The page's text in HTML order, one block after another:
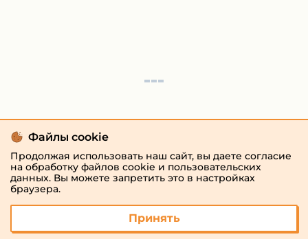
Файлы cookie
Продолжая использовать наш сайт, вы даете согласие
на обработку файлов cookie и пользовательских
данных. Вы можете запретить это в настройках
браузера.
Принять